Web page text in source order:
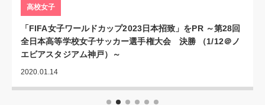
高校女子
「FIFA女子ワールドカップ2023日本招致」をPR ～第28回
全日本高等学校女子サッカー選手権大会 決勝 （1/12＠ノ
エビアスタジアム神戸）～
2020.01.14